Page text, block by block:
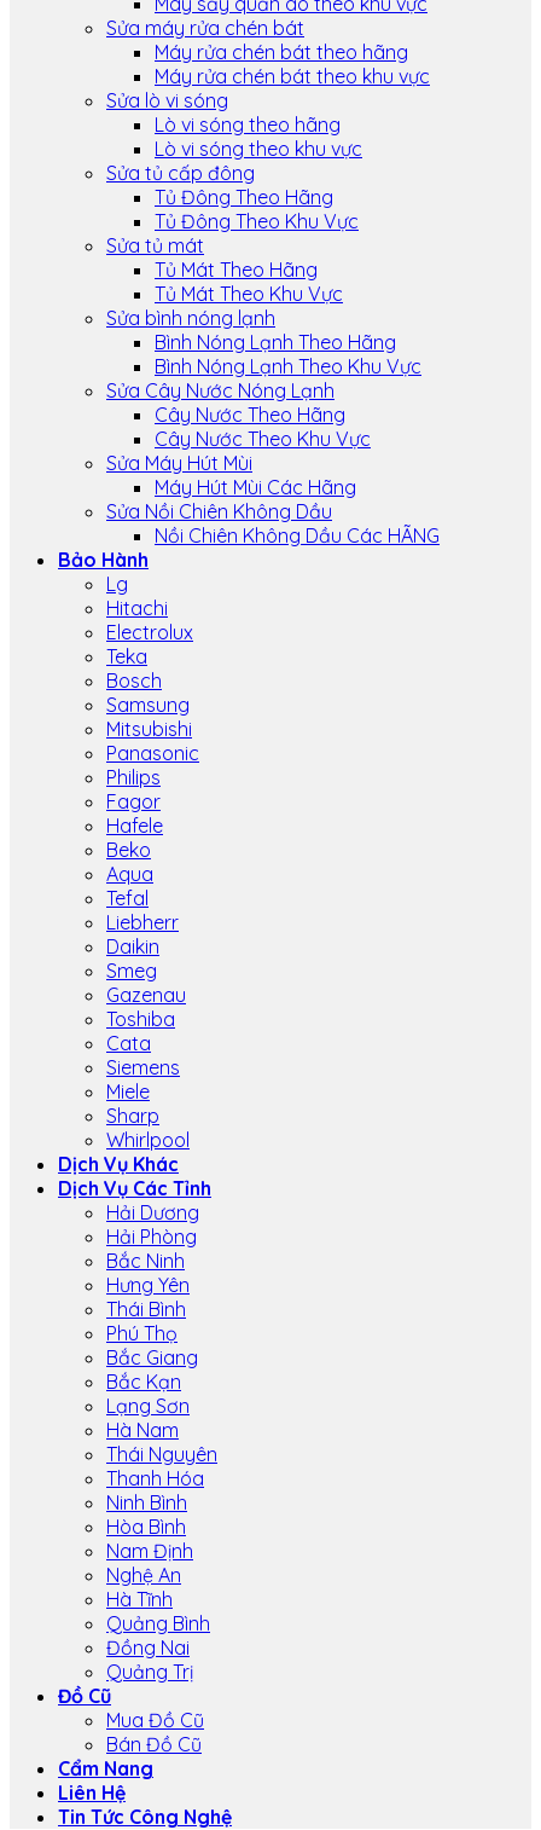
Sửa máy rửa chén bát
Máy rửa chén bát theo hãng
Máy rửa chén bát theo khu vực
Sửa lò vi sóng
Lò vi sóng theo hãng
Lò vi sóng theo khu vực
Sửa tủ cấp đông
Tủ Đông Theo Hãng
Tủ Đông Theo Khu Vực
Sửa tủ mát
Tủ Mát Theo Hãng
Tủ Mát Theo Khu Vực
Sửa bình nóng lạnh
Bình Nóng Lạnh Theo Hãng
Bình Nóng Lạnh Theo Khu Vực
Sửa Cây Nước Nóng Lạnh
Cây Nước Theo Hãng
Cây Nước Theo Khu Vực
Sửa Máy Hút Mùi
Máy Hút Mùi Các Hãng
Sửa Nồi Chiên Không Dầu
Nồi Chiên Không Dầu Các HÃNG
Bảo Hành
Lg
Hitachi
Electrolux
Teka
Bosch
Samsung
Mitsubishi
Panasonic
Philips
Fagor
Hafele
Beko
Aqua
Tefal
Liebherr
Daikin
Smeg
Gazenau
Toshiba
Cata
Siemens
Miele
Sharp
Whirlpool
Dịch Vụ Khác
Dịch Vụ Các Tỉnh
Hải Dương
Hải Phòng
Bắc Ninh
Hưng Yên
Thái Bình
Phú Thọ
Bắc Giang
Bắc Kạn
Lạng Sơn
Hà Nam
Thái Nguyên
Thanh Hóa
Ninh Bình
Hòa Bình
Nam Định
Nghệ An
Hà Tĩnh
Quảng Bình
Đồng Nai
Quảng Trị
Đồ Cũ
Mua Đồ Cũ
Bán Đồ Cũ
Cẩm Nang
Liên Hệ
Tin Tức Công Nghệ